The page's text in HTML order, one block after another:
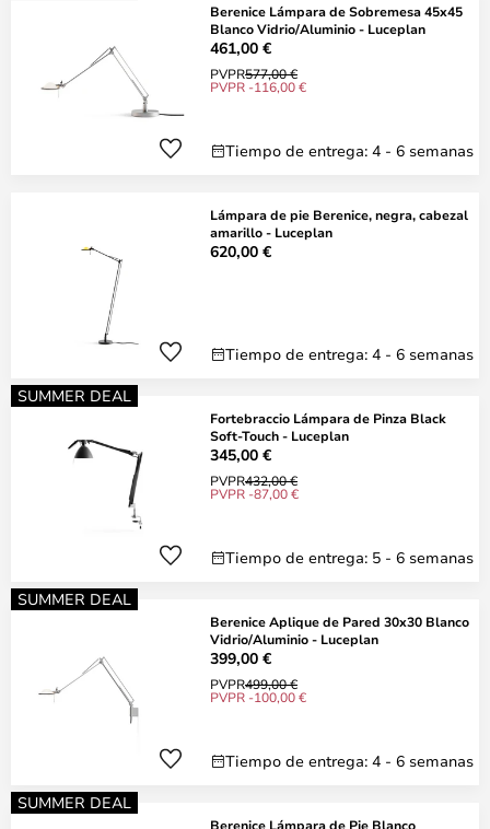
Berenice Lámpara de Sobremesa 45x45
Blanco Vidrio/Aluminio - Luceplan
461,00 €
PVPR577,00 €
PVPR -116,00 €
Tiempo de entrega: 4 - 6 semanas
Lámpara de pie Berenice, negra, cabezal
amarillo - Luceplan
620,00 €
Tiempo de entrega: 4 - 6 semanas
SUMMER DEAL
Fortebraccio Lámpara de Pinza Black
Soft-Touch - Luceplan
345,00 €
PVPR432,00 €
PVPR -87,00 €
Tiempo de entrega: 5 - 6 semanas
SUMMER DEAL
Berenice Aplique de Pared 30x30 Blanco
Vidrio/Aluminio - Luceplan
399,00 €
PVPR499,00 €
PVPR -100,00 €
Tiempo de entrega: 4 - 6 semanas
SUMMER DEAL
Berenice Lámpara de Pie Blanco